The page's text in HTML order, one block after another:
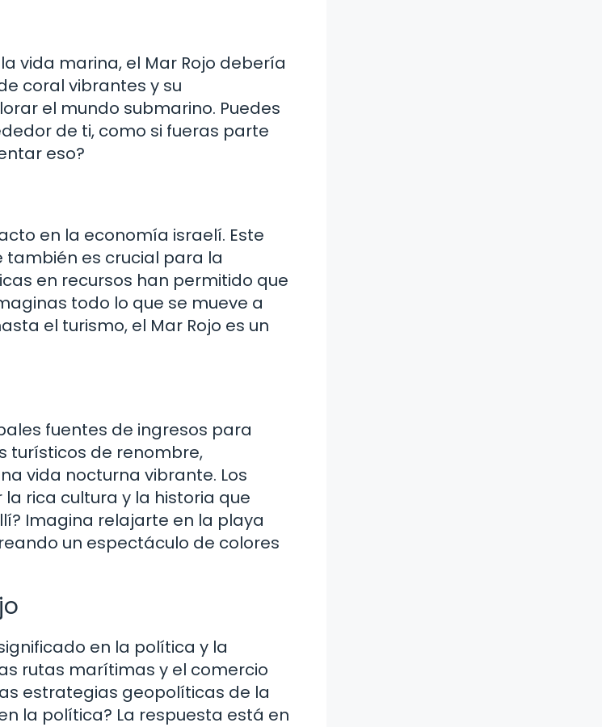
vida marina, el Mar Rojo debería
coral vibrantes y su
el mundo submarino. Puedes
de ti, como si fueras parte
eso?
en la economía israelí. Este
también es crucial para la
en recursos han permitido que
todo lo que se mueve a
el turismo, el Mar Rojo es un
fuentes de ingresos para
turísticos de renombre,
vida nocturna vibrante. Los
rica cultura y la historia que
Imagina relajarte en la playa
un espectáculo de colores
en la política y la
rutas marítimas y el comercio
estrategias geopolíticas de la
la política? La respuesta está en